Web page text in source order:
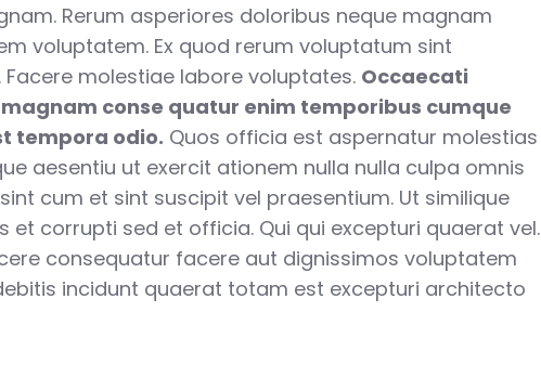
Rerum asperiores doloribus neque magnam
voluptatem. Ex quod rerum voluptatum sint
molestiae labore voluptates. Occaecati
conse quatur enim temporibus cumque
tempora odio. Quos officia est aspernatur molestias
aesentiu ut exercit ationem nulla nulla culpa omnis
cum et sint suscipit vel praesentium. Ut similique
et corrupti sed et officia. Qui qui excepturi quaerat vel.
consequatur facere aut dignissimos voluptatem
incidunt quaerat totam est excepturi architecto